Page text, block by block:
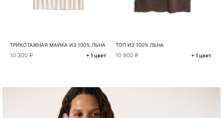
ТРИКОТАЖНАЯ МАЙКА ИЗ 100% ЛЬНА
10 300 ₽ + 1 цвет
ТОП ИЗ 100% ЛЬНА
10 900 ₽ + 1 цвет